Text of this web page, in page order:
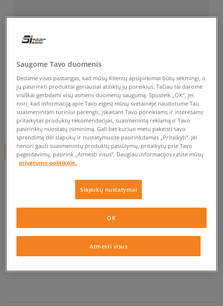
NEW ERA KEPURĖ NE COTTON
SNAP BLK
unisex, kepurės su snapeliu
0.0(0)
10€
+ 10 tšk.SizeerClub
Prekė neprieinama
EU dydžiai US dydžiai
Saugome Tavo duomenis
Dedame visas pastangas, kad mūsų Klientų apsipirkimai būtų sėkmingi, o
jų pasirinkti produktai geriausiai atitiktų jų poreikius. Tačiau tai darome
visiškai gerbdami visų asmens duomenų saugumą. Spustelk „OK“, jei
nori, kad informaciją apie Tavo elgesį mūsų svetainėje naudotume Tau
suasmenintam turiniui parengti, įskaitant Tavo poreikiams ir interesams
pritaikytas produktų rekomendacijas, suasmenintą reklamą ir Tavo
pasirinktų nuostatų įsiminimą. Gali bet kuriuo metu pakeisti savo
sprendimą dėl slapukų ir nustatymuose pasirinkdamas „Pritaikyti“. Jei
nenori gauti suasmenintų produktų pasiūlymų, pritaikytų prie Tavo
pageidavimų, pasirink „Atmesti visus”. Daugiau informacijos rasite mūsų
privatumo politikoje.
Slapukų nustatymai
Atmesti visus
OK